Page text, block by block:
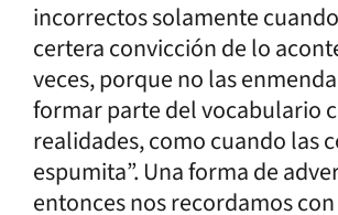
incorrectos solamente
certera convicción de lo
veces, porque no las
formar parte del vocabulario
realidades, como cuando las
espumita”. Una forma de
entonces nos recordamos